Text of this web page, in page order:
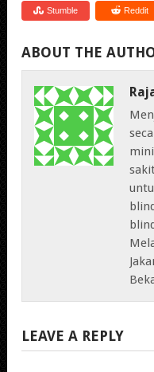
Stumble Reddit
ABOUT THE
LEAVE A REPLY